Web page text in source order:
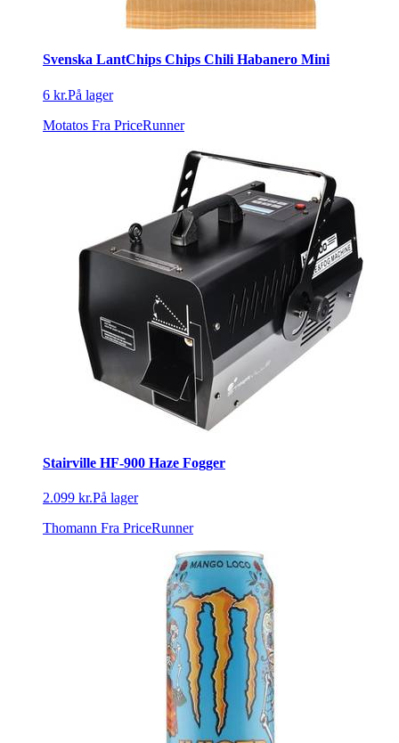
Svenska LantChips Chips Chili Habanero Mini
6 kr.På lager
Motatos Fra PriceRunner
Stairville HF-900 Haze Fogger
2.099 kr.På lager
Thomann Fra PriceRunner